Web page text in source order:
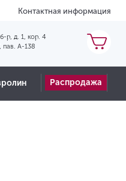
Контактная информация
р, д. 1, кор. 4
пав. А-138
Распродажа